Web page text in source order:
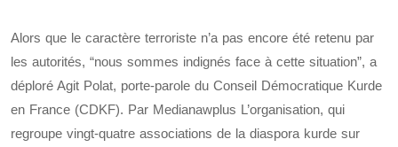
Alors que le caractère terroriste n’a pas encore été retenu par
les autorités, “nous sommes indignés face à cette situation”, a
déploré Agit Polat, porte-parole du Conseil Démocratique Kurde
en France (CDKF). Par Medianawplus L’organisation, qui
regroupe vingt-quatre associations de la diaspora kurde sur